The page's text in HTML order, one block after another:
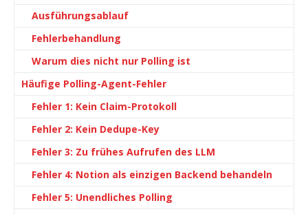
Ausführungsablauf
Fehlerbehandlung
Warum dies nicht nur Polling ist
Häufige Polling-Agent-Fehler
Fehler 1: Kein Claim-Protokoll
Fehler 2: Kein Dedupe-Key
Fehler 3: Zu frühes Aufrufen des LLM
Fehler 4: Notion als einzigen Backend behandeln
Fehler 5: Unendliches Polling